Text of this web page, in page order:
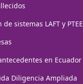
sistemas LAFT y PTEE
en Ecuador
Diligencia Ampliada